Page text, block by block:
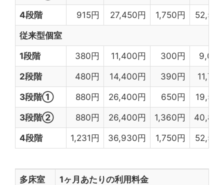
4段階 915円 27,450円 1,750円
従来型個室
1段階 380円 11,400円 300円
2段階 480円 14,400円 390円
3段階① 880円 26,400円 650円
3段階② 880円 26,400円 1,360円
4段階 1,231円 36,930円 1,750円
多床室 1ヶ月あたりの利用料金